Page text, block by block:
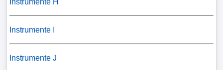
Instrumente H
Instrumente I
Instrumente J